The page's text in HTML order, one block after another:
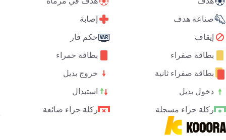
صناعة هدف إصابة
إيقاف حكم ڤار
بطاقة صفراء بطاقة حمراء
بطاقة صفراء ثانية خروج بديل
دخول بديل استبدال
ركلة جزاء مسجلة ركلة جزاء ضائعة